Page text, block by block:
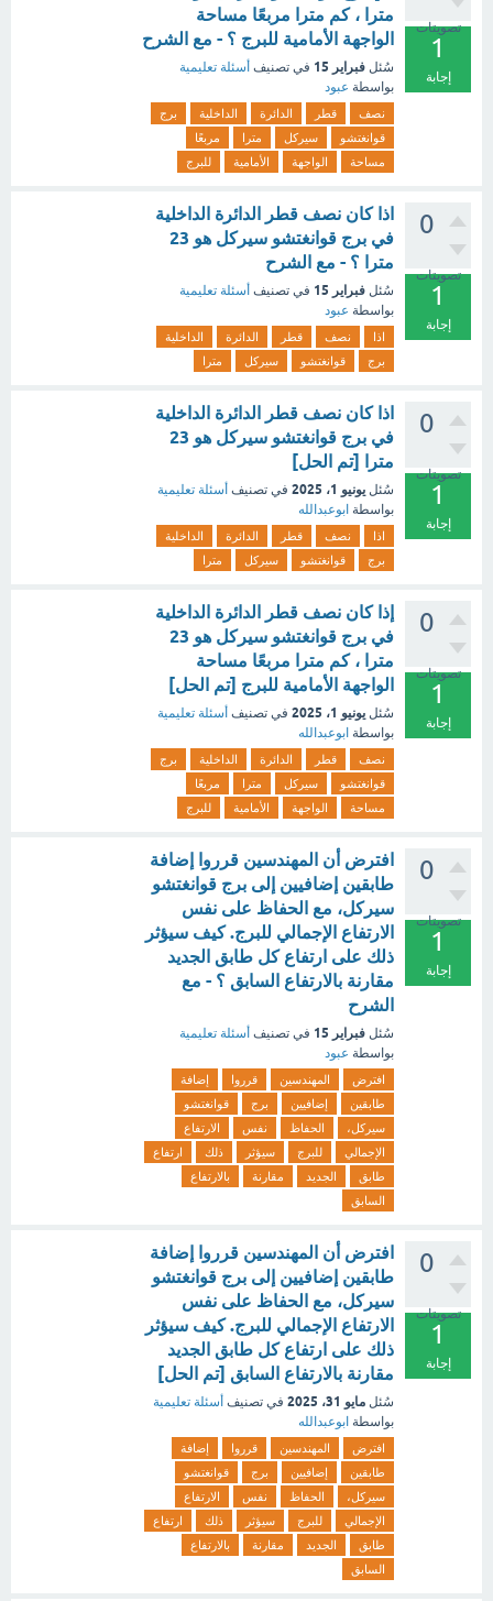
تصويتات
1
إجابة
مترا ، كم مترا مربعًا مساحة
الواجهة الأمامية للبرج ؟ - مع الشرح
سُئل فبراير 15 في تصنيف أسئلة تعليمية
بواسطة عبود
نصف قطر الدائرة الداخلية
برج
قوانغتشو
سيركل مترا
مربعًا
مساحة
الواجهة الأمامية للبرج
0
تصويتات
1
إجابة
اذا كان نصف قطر الدائرة الداخلية
في برج قوانغتشو سيركل هو 23
مترا ؟ - مع الشرح
سُئل فبراير 15 في تصنيف أسئلة تعليمية
بواسطة عبود
اذا نصف قطر الدائرة
الداخلية
برج
قوانغتشو سيركل مترا
0
تصويتات
1
إجابة
اذا كان نصف قطر الدائرة الداخلية
في برج قوانغتشو سيركل هو 23
مترا [تم الحل]
سُئل يونيو 1، 2025 في تصنيف أسئلة تعليمية
بواسطة ابوعبدالله
اذا نصف قطر الدائرة
الداخلية
برج
قوانغتشو سيركل مترا
0
تصويتات
1
إجابة
إذا كان نصف قطر الدائرة الداخلية
في برج قوانغتشو سيركل هو 23
مترا ، كم مترا مربعًا مساحة
الواجهة الأمامية للبرج [تم الحل]
سُئل يونيو 1، 2025 في تصنيف أسئلة تعليمية
بواسطة ابوعبدالله
نصف قطر الدائرة الداخلية
برج
قوانغتشو
سيركل مترا
مربعًا
مساحة
الواجهة الأمامية للبرج
0
تصويتات
1
إجابة
افترض أن المهندسين قرروا إضافة
طابقين إضافيين إلى برج قوانغتشو
سيركل، مع الحفاظ على نفس
الارتفاع الإجمالي للبرج. كيف سيؤثر
ذلك على ارتفاع كل طابق الجديد
مقارنة بالارتفاع السابق ؟ - مع
الشرح
سُئل فبراير 15 في تصنيف أسئلة تعليمية
بواسطة عبود
افترض المهندسين قرروا
إضافة
طابقين
إضافيين برج
قوانغتشو
سيركل،
الحفاظ نفس
الارتفاع
الإجمالي
للبرج سيؤثر ذلك
ارتفاع
طابق
الجديد مقارنة
بالارتفاع
السابق
0
تصويتات
1
إجابة
افترض أن المهندسين قرروا إضافة
طابقين إضافيين إلى برج قوانغتشو
سيركل، مع الحفاظ على نفس
الارتفاع الإجمالي للبرج. كيف سيؤثر
ذلك على ارتفاع كل طابق الجديد
مقارنة بالارتفاع السابق [تم الحل]
سُئل مايو 31، 2025 في تصنيف أسئلة تعليمية
بواسطة ابوعبدالله
افترض المهندسين قرروا
إضافة
طابقين
إضافيين برج
قوانغتشو
سيركل،
الحفاظ نفس
الارتفاع
الإجمالي
للبرج سيؤثر ذلك
ارتفاع
طابق
الجديد مقارنة
بالارتفاع
السابق